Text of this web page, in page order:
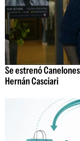
Se estrenó
Hernán Casciari